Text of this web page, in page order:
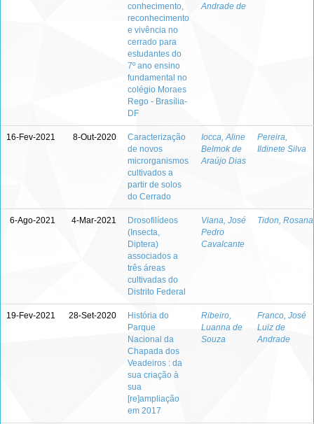
conhecimento,
reconhecimento
e vivência no
cerrado para
estudantes do
7º ano ensino
fundamental no
colégio Moraes
Rego - Brasília-
DF
Andrade de
16-Fev-2021 8-Out-2020
Caracterização
de novos
microrganismos
cultivados a
partir de solos
do Cerrado
Iocca, Aline
Belmok de
Araújo Dias
Pereira,
Ildinete Silva
6-Ago-2021 4-Mar-2021
Drosofilídeos
(Insecta,
Diptera)
associados a
três áreas
cultivadas do
Distrito Federal
Viana, José
Pedro
Cavalcante
Tidon, Rosana
19-Fev-2021 28-Set-2020
História do
Parque
Nacional da
Chapada dos
Veadeiros : da
sua criação à
sua
[re]ampliação
em 2017
Ribeiro,
Luanna de
Souza
Franco, José
Luiz de
Andrade